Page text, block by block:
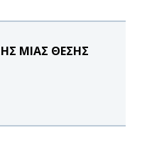
ΜΙΑΣ ΘΕΣΗΣ